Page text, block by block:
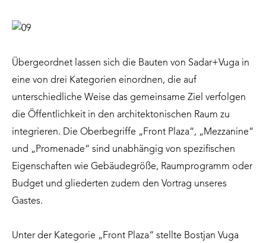
Übergeordnet lassen sich die Bauten von Sadar+Vuga in
eine von drei Kategorien einordnen, die auf
unterschiedliche Weise das gemeinsame Ziel verfolgen
die Öffentlichkeit in den architektonischen Raum zu
integrieren. Die Oberbegriffe „Front Plaza“, „Mezzanine“
und „Promenade“ sind unabhängig von spezifischen
Eigenschaften wie Gebäudegröße, Raumprogramm oder
Budget und gliederten zudem den Vortrag unseres
Gastes.
Unter der Kategorie „Front Plaza“ stellte Bostjan Vuga